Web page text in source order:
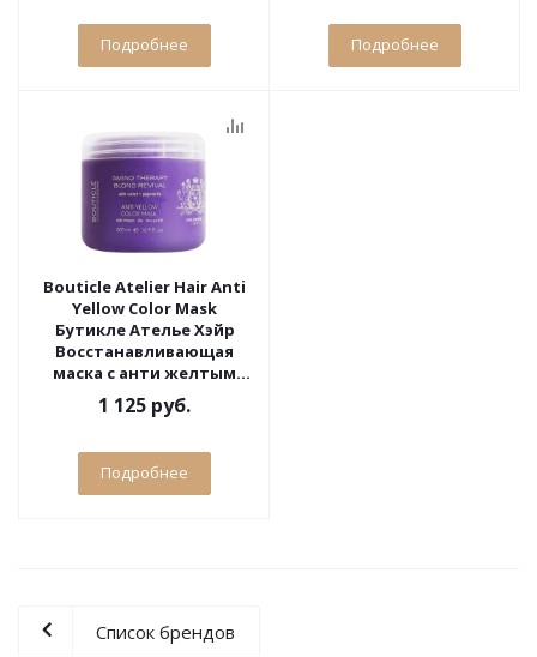
Подробнее Подробнее
Bouticle Atelier Hair Anti
Yellow Color Mask
Бутикле Ателье Хэйр
Восстанавливающая
маска с анти желтым
эффектом для
осветленных волос 500
1 125 руб.
Подробнее
Список брендов